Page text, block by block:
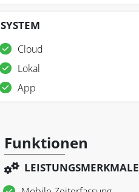
SYSTEM
Cloud
Lokal
App
Funktionen
LEISTUNGSMERKMALE